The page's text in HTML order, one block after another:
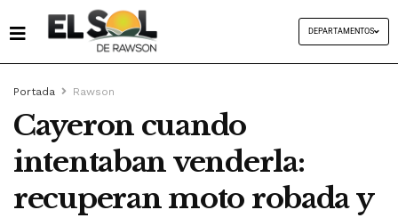
DEPARTAMENTOS
Portada Rawson
Cayeron cuando
intentaban venderla:
recuperan moto robada y